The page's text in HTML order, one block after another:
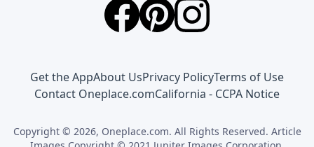
Get the AppAbout UsPrivacy PolicyTerms of Use
Contact Oneplace.comCalifornia - CCPA Notice
Copyright © 2026, Oneplace.com. All Rights Reserved. Article